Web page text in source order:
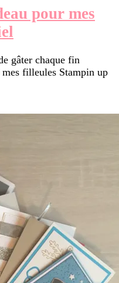
pour mes
gâter chaque fin
mes filleules Stampin up